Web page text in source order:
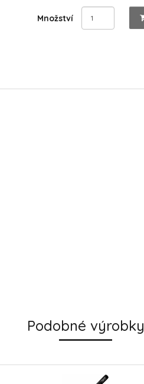
Množství
Podobné výrobky